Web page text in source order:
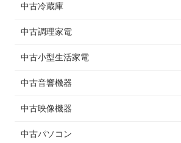
中古冷蔵庫
中古調理家電
中古小型生活家電
中古音響機器
中古映像機器
中古パソコン